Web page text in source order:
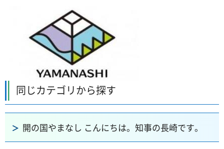
同じカテゴリから探す
開の国やまなし こんにちは。知事の長崎です。